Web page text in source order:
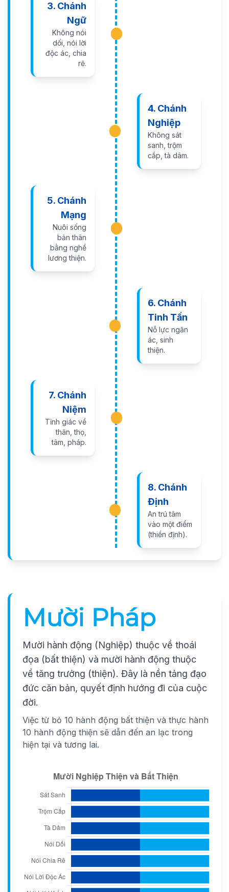
3. Chánh
Ngữ
Không nói
dối, nói lời
độc ác, chia
rẽ.
4. Chánh
Nghiệp
Không sát
sanh, trộm
cắp, tà dâm.
5. Chánh
Mạng
Nuôi sống
bản thân
bằng nghề
lương thiện.
6. Chánh
Tinh Tấn
Nỗ lực ngăn
ác, sinh
thiện.
7. Chánh
Niệm
Tỉnh giác về
thân, thọ,
tâm, pháp.
8. Chánh
Định
An trú tâm
vào một điểm
(thiền định).
Mười Pháp
Mười hành động (Nghiệp) thuộc về thoái
đọa (bất thiện) và mười hành động thuộc
về tăng trưởng (thiện). Đây là nền tảng đạo
đức căn bản, quyết định hướng đi của cuộc
đời.
Việc từ bỏ 10 hành động bất thiện và thực hành
10 hành động thiện sẽ dẫn đến an lạc trong
hiện tại và tương lai.